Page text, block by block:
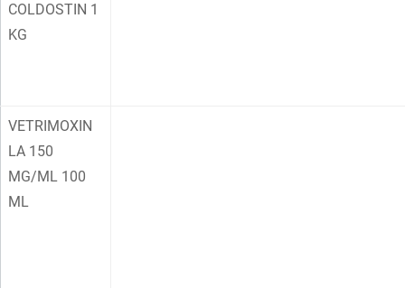
COLDOSTIN 1
KG
VETRIMOXIN
LA 150
MG/ML 100
ML